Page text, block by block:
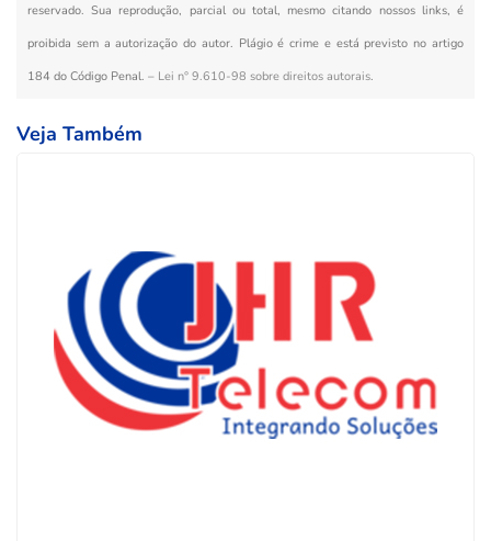
reservado. Sua reprodução, parcial ou total, mesmo citando nossos links, é
proibida sem a autorização do autor. Plágio é crime e está previsto no artigo
184 do Código Penal. – Lei n° 9.610-98 sobre direitos autorais.
Veja Também